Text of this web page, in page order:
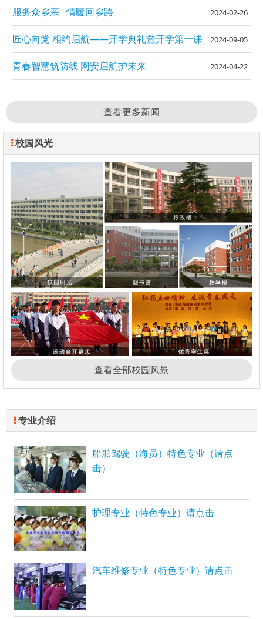
服务众乡亲 情暖回乡路 2024-02-26
匠心向党 相约启航——开学典礼暨开学第一课 2024-09-05
青春智慧筑防线 网安启航护未来 2024-04-22
查看更多新闻
校园风光
查看全部校园风景
专业介绍
船舶驾驶（海员）特色专业（请点
击）
护理专业（特色专业）请点击
汽车维修专业（特色专业）请点击